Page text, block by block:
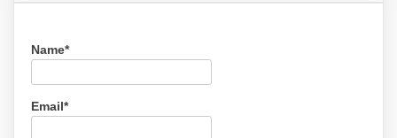
Name*
Email*